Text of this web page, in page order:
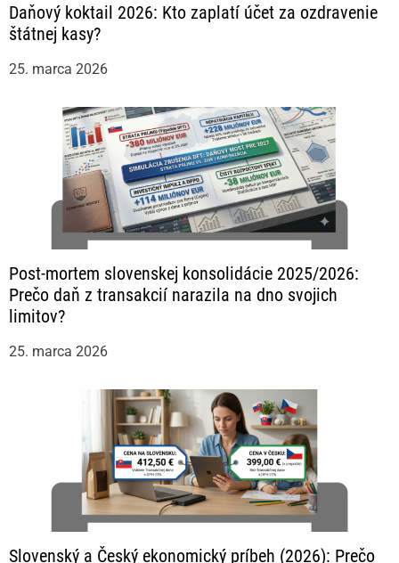
Daňový koktail 2026: Kto zaplatí účet za ozdravenie
štátnej kasy?
25. marca 2026
Post-mortem slovenskej konsolidácie 2025/2026:
Prečo daň z transakcií narazila na dno svojich
limitov?
25. marca 2026
Slovenský a Český ekonomický príbeh (2026): Prečo